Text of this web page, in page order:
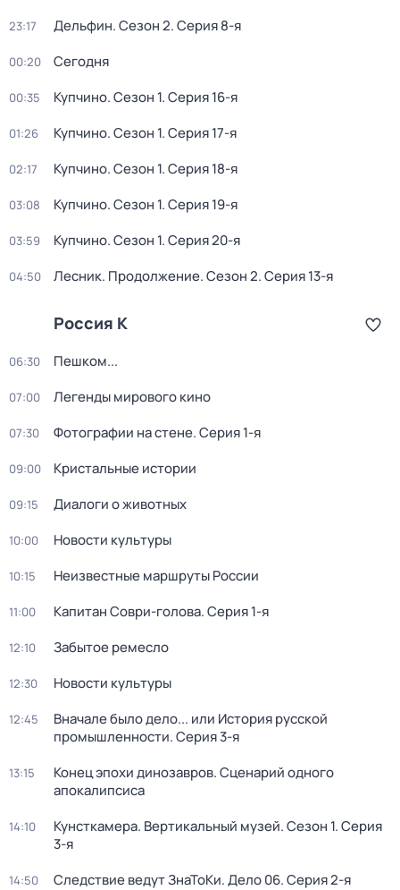
23:17 Дельфин. Сезон 2. Серия 8-я
00:20 Сегодня
00:35 Купчино. Сезон 1. Серия 16-я
01:26 Купчино. Сезон 1. Серия 17-я
02:17 Купчино. Сезон 1. Серия 18-я
03:08 Купчино. Сезон 1. Серия 19-я
03:59 Купчино. Сезон 1. Серия 20-я
04:50 Лесник. Продолжение. Сезон 2. Серия 13-я
Россия К
06:30 Пешком...
07:00 Легенды мирового кино
07:30 Фотографии на стене. Серия 1-я
09:00 Кристальные истории
09:15 Диалоги о животных
10:00 Новости культуры
10:15 Неизвестные маршруты России
11:00 Капитан Соври-голова. Серия 1-я
12:10 Забытое ремесло
12:30 Новости культуры
12:45
Вначале было дело... или История русской
промышленности. Серия 3-я
13:15
Конец эпохи динозавров. Сценарий одного
апокалипсиса
14:10 Кунсткамера. Вертикальный музей. Сезон 1. Серия
3-я
14:50 Следствие ведут ЗнаТоКи. Дело 06. Серия 2-я